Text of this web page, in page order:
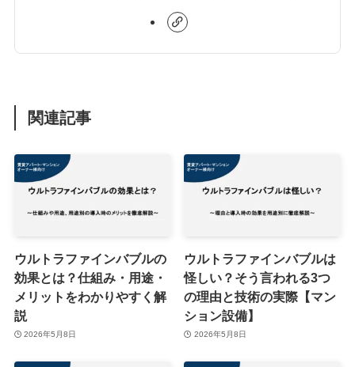
関連記事
ウルトラファインバブルの
効果とは？仕組み・用途・
メリットをわかりやすく解
説
2026年5月8日
ウルトラファインバブルは
怪しい？そう言われる3つ
の理由と技術の実際【マン
ション設備】
2026年5月8日